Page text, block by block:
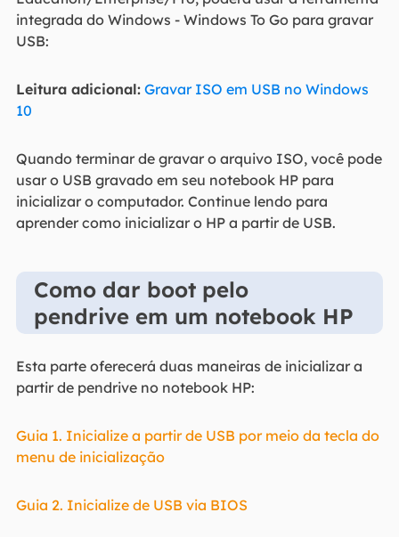
integrada do Windows - Windows To Go para gravar
USB:
Leitura adicional: Gravar ISO em USB no Windows
10
Quando terminar de gravar o arquivo ISO, você pode
usar o USB gravado em seu notebook HP para
inicializar o computador. Continue lendo para
aprender como inicializar o HP a partir de USB.
Como dar boot pelo
pendrive em um notebook HP
Esta parte oferecerá duas maneiras de inicializar a
partir de pendrive no notebook HP:
Guia 1. Inicialize a partir de USB por meio da tecla do
menu de inicialização
Guia 2. Inicialize de USB via BIOS